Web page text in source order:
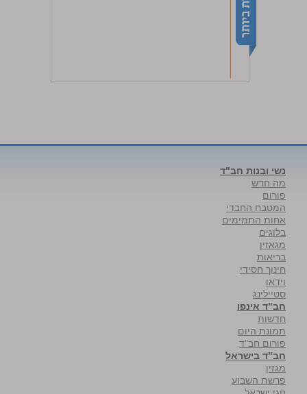
נשי ובנות חב"ד
מה חדש
פורום
המטבח החבדי
אחות התמימים
בלוגים
מגאזין
בריאות
חינוך חסידי
וידאו
סטיילינג
חב"ד אינפו
חדשות
תמונת היום
פורום חב"ד
חב"ד בישראל
מגזין
פרשת השבוע